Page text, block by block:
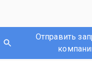
Отправить